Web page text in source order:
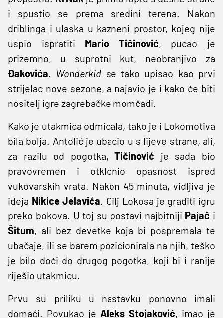
i spustio se prema sredini terena. Nakon
driblinga i ulaska u kazneni prostor, kojeg nije
uspio ispratiti Mario Tičinović, pucao je
prizemno, u suprotni kut, neobranjivo za
Đakovića. Wonderkid se tako upisao kao prvi
strijelac nove sezone, a najavio je i kako će biti
nositelj igre zagrebačke momčadi.
Kako je utakmica odmicala, tako je i Lokomotiva
bila bolja. Antolić je ubacio u s lijeve strane, ali,
za razilu od pogotka,Tičinović je sada bio
pravovremen i otklonio opasnost ispred
vukovarskih vrata. Nakon 45 minuta, vidljiva je
ideja Nikice Jelavića. Cilj Lokosa je graditi igru
preko bokova. U toj su postavi najbitniji Pajač i
Šitum, ali bez devetke koja bi pospremala te
ubačaje, ili se barem pozicionirala na njih, teško
je bilo doći do drugog pogotka, koji bi i ranije
riješio utakmicu.
Prvu su priliku u nastavku ponovno imali
domaći. Povukao je Aleks Stojaković, imao je